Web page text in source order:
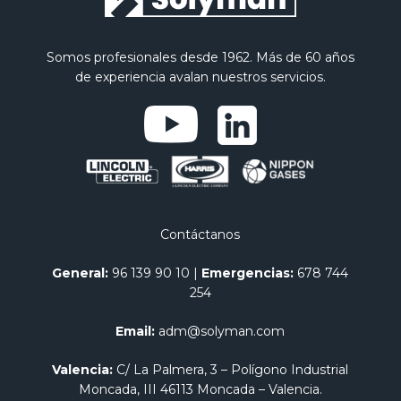
Somos profesionales desde 1962. Más de 60 años
de experiencia avalan nuestros servicios.
Contáctanos
General: 96 139 90 10 | Emergencias: 678 744
254
Email: adm@solyman.com
Valencia: C/ La Palmera, 3 – Polígono Industrial
Moncada, III 46113 Moncada – Valencia.